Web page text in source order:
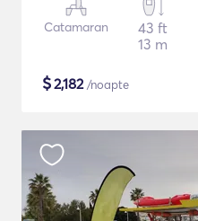
Catamaran
43 ft
13 m
$2,182/noapte